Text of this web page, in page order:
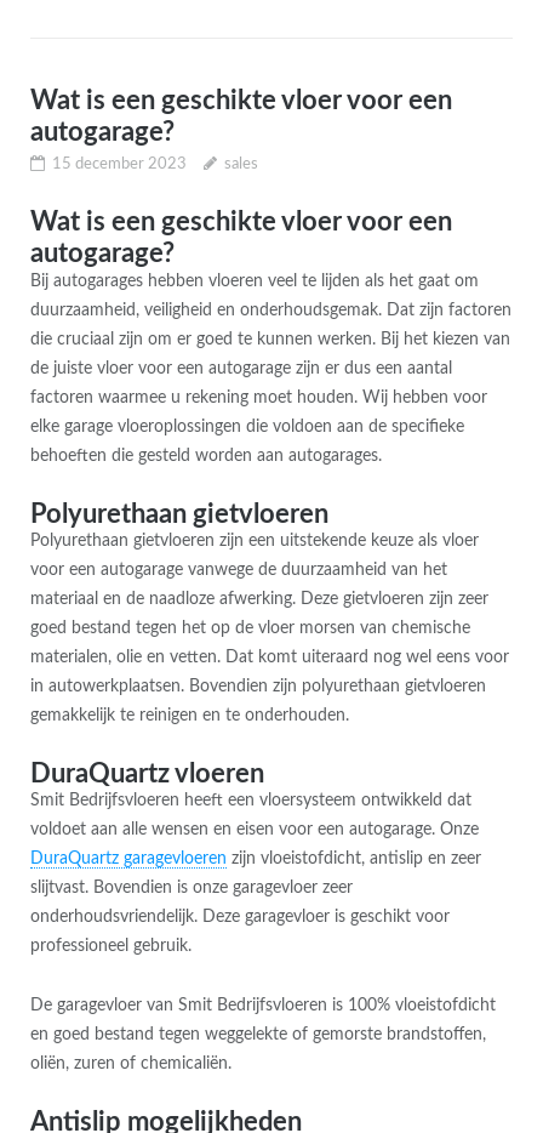
Wat is een geschikte vloer voor een
autogarage?
15 december 2023 sales
Wat is een geschikte vloer voor een
autogarage?
Bij autogarages hebben vloeren veel te lijden als het gaat om
duurzaamheid, veiligheid en onderhoudsgemak. Dat zijn factoren
die cruciaal zijn om er goed te kunnen werken. Bij het kiezen van
de juiste vloer voor een autogarage zijn er dus een aantal
factoren waarmee u rekening moet houden. Wij hebben voor
elke garage vloeroplossingen die voldoen aan de specifieke
behoeften die gesteld worden aan autogarages.
Polyurethaan gietvloeren
Polyurethaan gietvloeren zijn een uitstekende keuze als vloer
voor een autogarage vanwege de duurzaamheid van het
materiaal en de naadloze afwerking. Deze gietvloeren zijn zeer
goed bestand tegen het op de vloer morsen van chemische
materialen, olie en vetten. Dat komt uiteraard nog wel eens voor
in autowerkplaatsen. Bovendien zijn polyurethaan gietvloeren
gemakkelijk te reinigen en te onderhouden.
DuraQuartz vloeren
Smit Bedrijfsvloeren heeft een vloersysteem ontwikkeld dat
voldoet aan alle wensen en eisen voor een autogarage. Onze
DuraQuartz garagevloeren zijn vloeistofdicht, antislip en zeer
slijtvast. Bovendien is onze garagevloer zeer
onderhoudsvriendelijk. Deze garagevloer is geschikt voor
professioneel gebruik.
De garagevloer van Smit Bedrijfsvloeren is 100% vloeistofdicht
en goed bestand tegen weggelekte of gemorste brandstoffen,
oliën, zuren of chemicaliën.
Antislip mogelijkheden